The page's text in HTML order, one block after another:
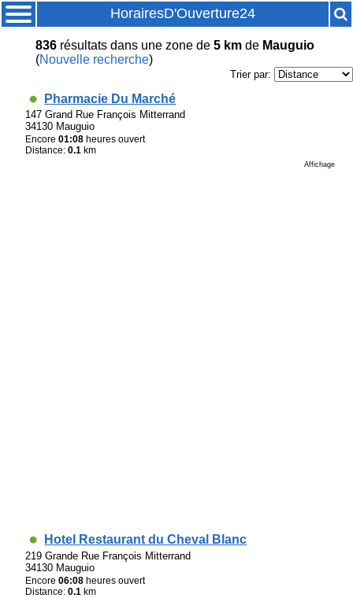
HorairesD'Ouverture24
836résultatsdans une zone de 5 kmde Mauguio
(Nouvelle recherche)
Trier par:
Pharmacie Du Marché
147 Grand Rue François Mitterrand
34130 Mauguio
Encore01:08 heures ouvert
Distance:0.1 km
Affichage
Hotel Restaurant du Cheval Blanc
219 Grande Rue François Mitterrand
34130 Mauguio
Encore06:08 heures ouvert
Distance:0.1 km